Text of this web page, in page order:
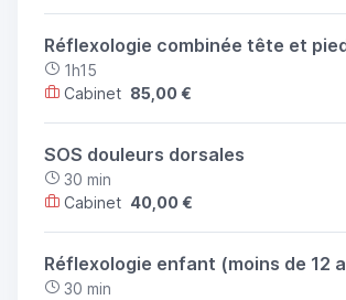
Réflexologie combinée tête et
1h15
Cabinet 85,00 €
SOS douleurs dorsales
30 min
Cabinet 40,00 €
Réflexologie enfant (moins de 12
30 min